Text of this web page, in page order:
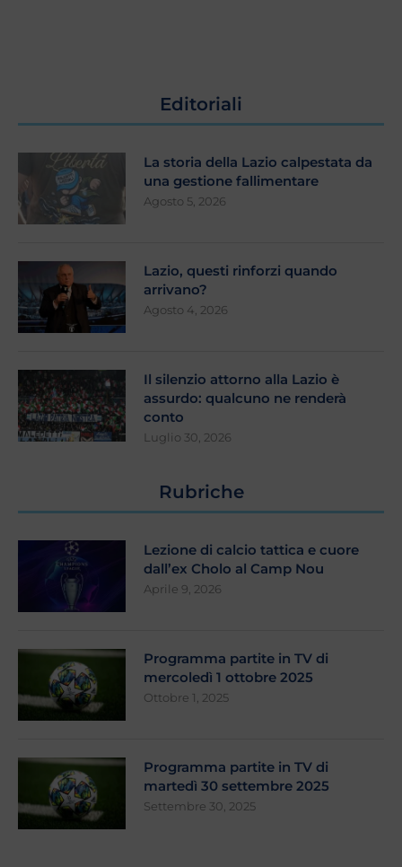
Editoriali
La storia della Lazio calpestata da
una gestione fallimentare
Agosto 5, 2026
Lazio, questi rinforzi quando
arrivano?
Agosto 4, 2026
Il silenzio attorno alla Lazio è
assurdo: qualcuno ne renderà
conto
Luglio 30, 2026
Rubriche
Lezione di calcio tattica e cuore
dall’ex Cholo al Camp Nou
Aprile 9, 2026
Programma partite in TV di
mercoledì 1 ottobre 2025
Ottobre 1, 2025
Programma partite in TV di
martedì 30 settembre 2025
Settembre 30, 2025